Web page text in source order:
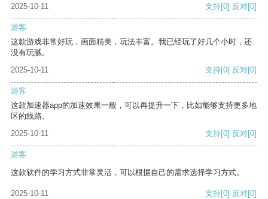
2025-10-11
支持[0] 反对[0]
游客
这款游戏非常好玩，画面精美，玩法丰富。我已经玩了好几个小时，还
没有玩腻。
2025-10-11
支持[0] 反对[0]
游客
这款加速器app的加速效果一般，可以再提升一下，比如能够支持更多地
区的线路。
2025-10-11
支持[0] 反对[0]
游客
这款软件的学习方式非常灵活，可以根据自己的需求选择学习方式。
2025-10-11 支持[0] 反对[0]